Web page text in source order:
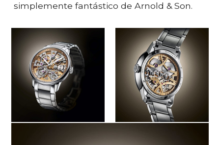
simplemente fantástico de Arnold & Son.